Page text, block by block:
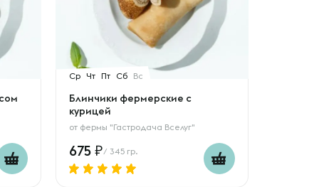
Ср Чт Пт Сб Вс
Блинчики фермерские с
курицей
от фермы "Гастродача Вселуг"
675 / 345 гр.